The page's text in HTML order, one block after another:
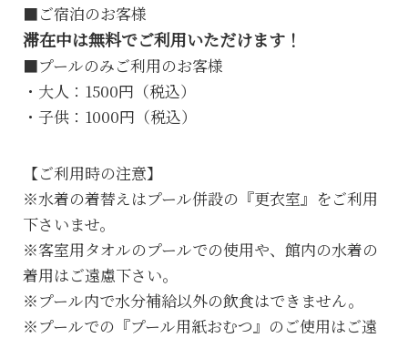
■ご宿泊のお客様
滞在中は無料でご利用いただけます！
■プールのみご利用のお客様
・大人：1500円（税込）
・子供：1000円（税込）
【ご利用時の注意】
※水着の着替えはプール併設の『更衣室』をご利用
下さいませ。
※客室用タオルのプールでの使用や、館内の水着の
着用はご遠慮下さい。
※プール内で水分補給以外の飲食はできません。
※プールでの『プール用紙おむつ』のご使用はご遠